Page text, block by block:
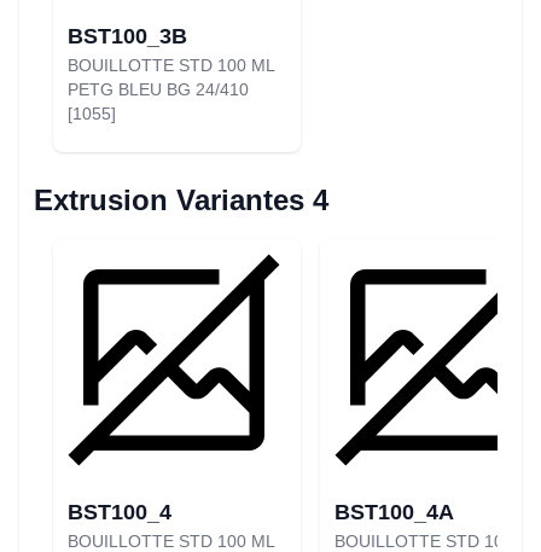
BST100_3B
BOUILLOTTE STD 100 ML
PETG BLEU BG 24/410
[1055]
Extrusion Variantes 4
BST100_4
BOUILLOTTE STD 100 ML
BST100_4A
BOUILLOTTE STD 100 ML